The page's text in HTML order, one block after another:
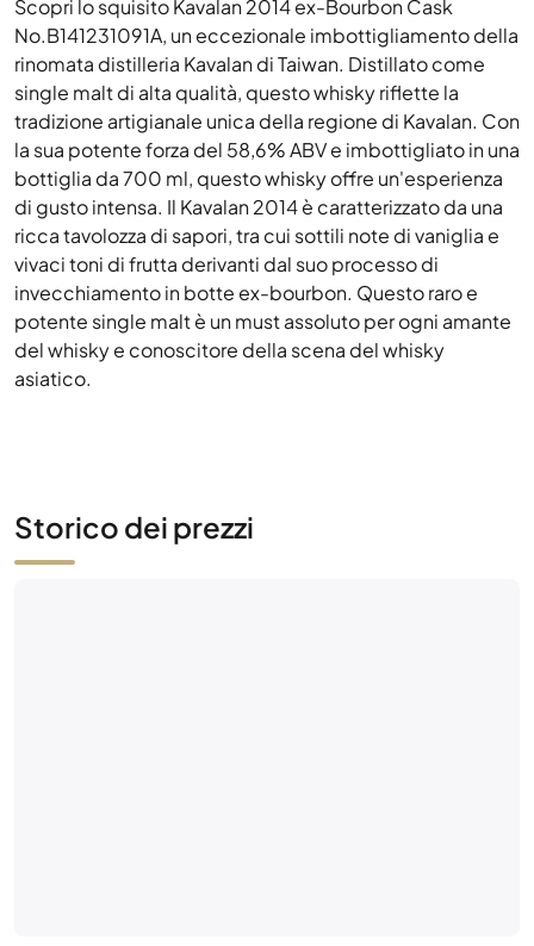
Scopri lo squisito Kavalan 2014 ex-Bourbon Cask
No.B141231091A, un eccezionale imbottigliamento della
rinomata distilleria Kavalan di Taiwan. Distillato come
single malt di alta qualità, questo whisky riflette la
tradizione artigianale unica della regione di Kavalan. Con
la sua potente forza del 58,6% ABV e imbottigliato in una
bottiglia da 700 ml, questo whisky offre un'esperienza
di gusto intensa. Il Kavalan 2014 è caratterizzato da una
ricca tavolozza di sapori, tra cui sottili note di vaniglia e
vivaci toni di frutta derivanti dal suo processo di
invecchiamento in botte ex-bourbon. Questo raro e
potente single malt è un must assoluto per ogni amante
del whisky e conoscitore della scena del whisky
asiatico.
Storico dei prezzi